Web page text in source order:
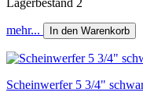
mehr... In den Warenkorb
Scheinwerfer 5 3/4"